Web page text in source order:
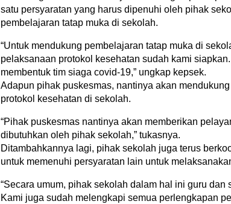
satu persyaratan yang harus dipenuhi oleh pihak
pembelajaran tatap muka di sekolah.
“Untuk mendukung pembelajaran tatap muka di
pelaksanaan protokol kesehatan sudah kami
membentuk tim siaga covid-19,” ungkap kepsek.
Adapun pihak puskesmas, nantinya akan
protokol kesehatan di sekolah.
“Pihak puskesmas nantinya akan memberikan
dibutuhkan oleh pihak sekolah,” tukasnya.
Ditambahkannya lagi, pihak sekolah juga terus
untuk memenuhi persyaratan lain untuk
“Secara umum, pihak sekolah dalam hal ini guru
Kami juga sudah melengkapi semua perlengkapan